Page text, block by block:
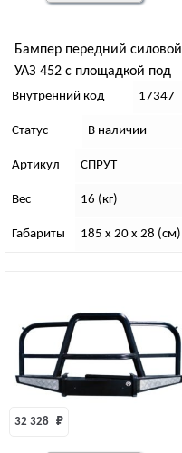
Бампер передний силовой
УАЗ 452 с площадкой под
лебедку «Спрут»
Внутренний код 17347
Статус В наличии
Артикул СПРУТ
Вес 16 (кг)
Габариты 185 x 20 x 28 (см)
32 328 ₽